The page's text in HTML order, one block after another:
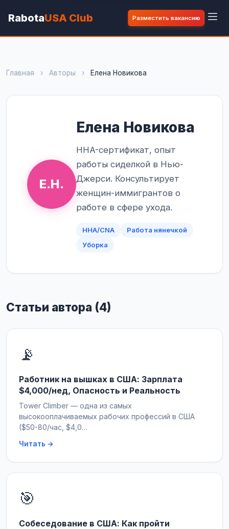
RabotaUSA Club Разместить вакансию
Главная › Авторы › Елена Новикова
Е.Н.
Елена Новикова
HHA-сертификат, опыт
работы сиделкой в Нью-
Джерси. Консультирует
женщин-иммигрантов о
работе в сфере ухода.
HHA/CNA
Работа нянечкой
Уборка
Статьи автора (4)
📡
Работник на вышках в США: Зарплата
$4,000/нед, Опасность и Реальность
Tower Climber — одна из самых
высокооплачиваемых рабочих профессий в США
($50-80/час, $4,0…
Читать →
🎯
Собеседование в США: Как пройти